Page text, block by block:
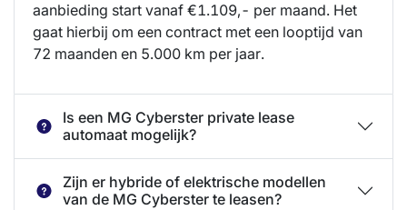
aanbieding start vanaf €1.109,- per maand. Het
gaat hierbij om een contract met een looptijd van
72 maanden en 5.000 km per jaar.
Is een MG Cyberster private lease
automaat mogelijk?
Zijn er hybride of elektrische modellen
van de MG Cyberster te leasen?